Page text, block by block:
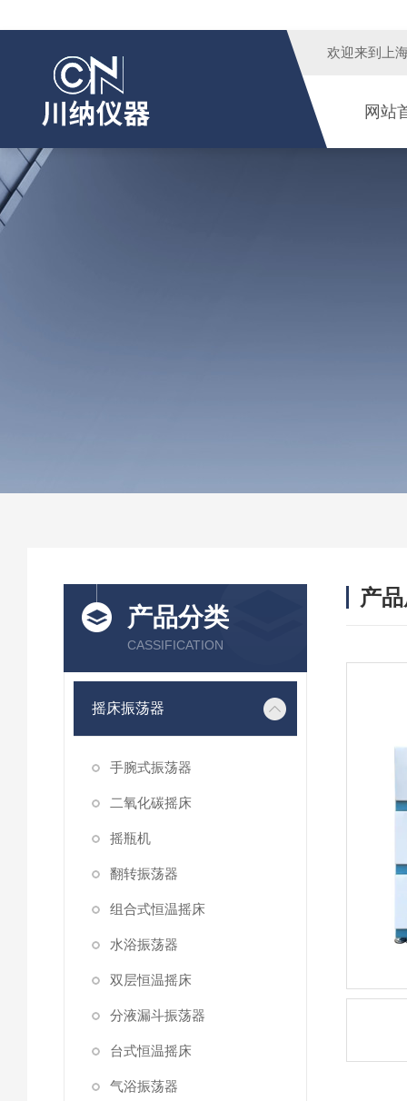
欢迎来到 上
网站
产品分类
CASSIFICATION
摇床振荡器
手腕式振荡器
二氧化碳摇床
摇瓶机
翻转振荡器
组合式恒温摇床
水浴振荡器
双层恒温摇床
分液漏斗振荡器
台式恒温摇床
气浴振荡器
产